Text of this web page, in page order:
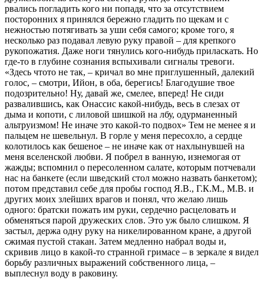
рвались погладить кого ни попадя, что за отсутствием
посторонних я принялся бережно гладить по щекам и с
нежностью потягивать за уши себя самого; кроме того, я
несколько раз подавал левую руку правой – для крепкого
рукопожатия. Даже ноги тянулись кого-нибудь приласкать. Но
где-то в глубине сознания вспыхивали сигналы тревоги.
«Здесь чтото не так, – кричал во мне приглушенный, далекий
голос, – смотри, Ийон, в оба, берегись! Благодушие твое
подозрительно! Ну, давай же, смелее, вперед! Не сиди
развалившись, как Онассис какой-нибудь, весь в слезах от
дыма и копоти, с лиловой шишкой на лбу, одурманенный
альтруизмом! Не иначе это какой-то подвох» Тем не менее я и
пальцем не шевельнул. В горле у меня пересохло, а сердце
колотилось как бешеное – не иначе как от нахлынувшей на
меня вселенской любви. Я побрел в ванную, изнемогая от
жажды; вспомнил о пересоленном салате, которым потчевали
нас на банкете (если шведский стол можно назвать банкетом);
потом представил себе для пробы господ Я.В., Г.К.М., М.В. и
других моих злейших врагов и понял, что желаю лишь
одного: братски пожать им руки, сердечно расцеловать и
обменяться парой дружеских слов. Это уж было слишком. Я
застыл, держа одну руку на никелированном кране, а другой
сжимая пустой стакан. Затем медленно набрал воды и,
скривив лицо в какой-то странной гримасе – в зеркале я видел
борьбу различных выражений собственного лица, –
выплеснул воду в раковину.